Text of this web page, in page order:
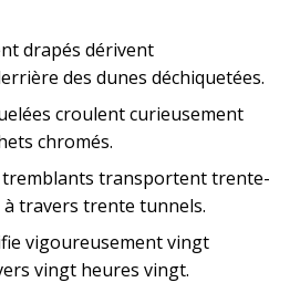
drapés dérivent
des dunes déchiquetées.
croulent curieusement
chromés.
transportent trente-
travers trente tunnels.
vigoureusement vingt
vingt heures vingt.